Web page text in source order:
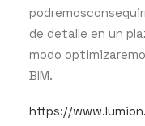
de detalle en un
modo
BIM.
https://